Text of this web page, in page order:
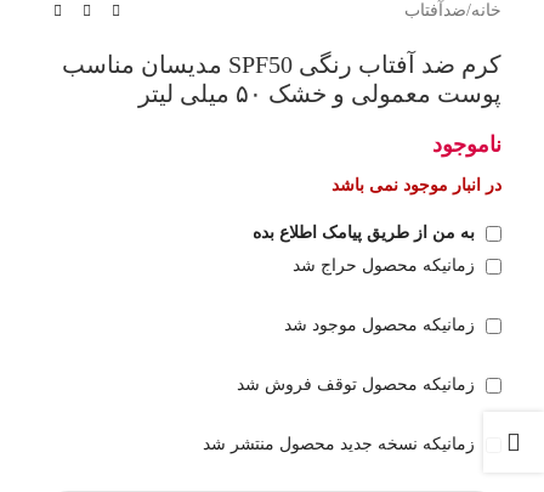
خانه/ضدآفتاب
کرم ضد آفتاب رنگی SPF50 مدیسان مناسب
پوست معمولی و خشک ۵۰ میلی لیتر
ناموجود
در انبار موجود نمی باشد
به من از طریق پیامک اطلاع بده
زمانیکه محصول حراج شد
زمانیکه محصول موجود شد
زمانیکه محصول توقف فروش شد
زمانیکه نسخه جدید محصول منتشر شد